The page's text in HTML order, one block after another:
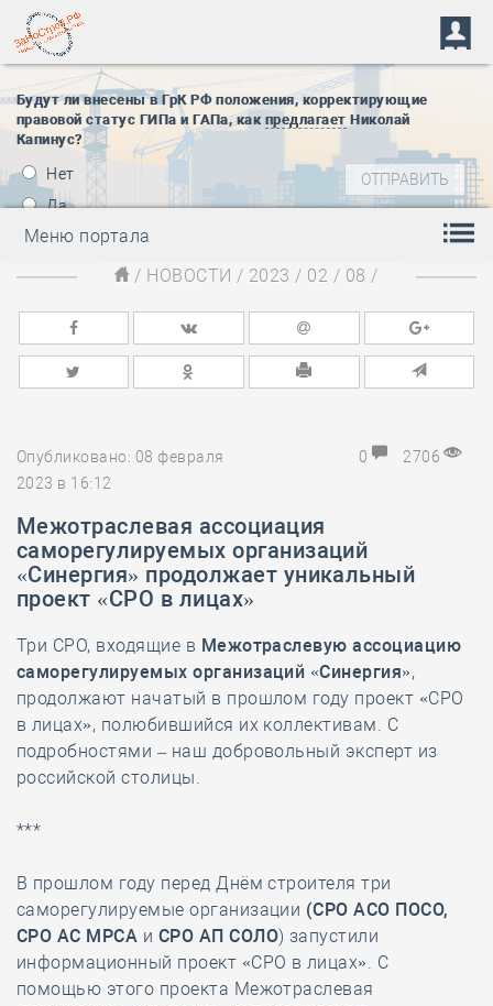
Будут ли внесены в ГрК РФ положения, корректирующие
правовой статус ГИПа и ГАПа, как предлагает Николай
Капинус?
Нет
Да
Меню портала
/ НОВОСТИ / 2023 / 02 / 08 /
Опубликовано: 08 февраля
2023 в 16:12
0 2706
Межотраслевая ассоциация
саморегулируемых организаций
«Синергия» продолжает уникальный
проект «СРО в лицах»
Три СРО, входящие в Межотраслевую ассоциацию
саморегулируемых организаций «Синергия»,
продолжают начатый в прошлом году проект «СРО
в лицах», полюбившийся их коллективам. С
подробностями – наш добровольный эксперт из
российской столицы.
***
В прошлом году перед Днём строителя три
саморегулируемые организации (СРО АСО ПОСО,
СРО АС МРСА и СРО АП СОЛО) запустили
информационный проект «СРО в лицах». С
помощью этого проекта Межотраслевая